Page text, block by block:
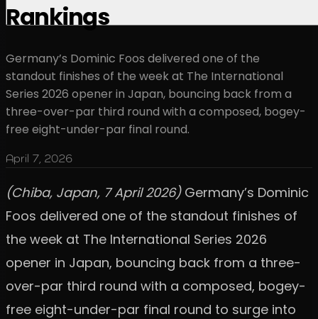
Rankings
Germany’s Dominic Foos delivered one of the
standout finishes of the week at The International
Series 2026 opener in Japan, bouncing back from a
three-over-par third round with a composed, bogey-
free eight-under-par final round.
April 7, 2026
(Chiba, Japan, 7 April 2026)Germany’s Dominic
Foos delivered one of the standout finishes of
the week at The International Series 2026
opener in Japan, bouncing back from a three-
over-par third round with a composed, bogey-
free eight-under-par final round to surge into